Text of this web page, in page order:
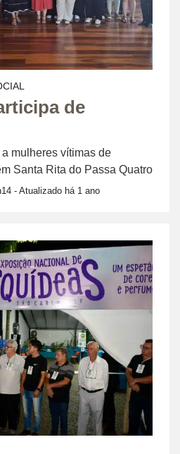
de
mulheres vítimas de
Santa Rita do Passa Quatro
- Atualizado há 1 ano